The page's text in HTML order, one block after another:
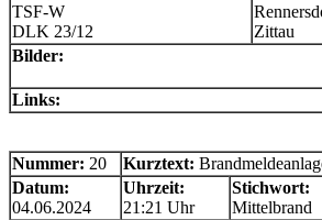
TSF-W
DLK 23/12
Zittau
Bilder:
Links:
Nummer: 20 Kurztext:
Datum:
04.06.2024
Uhrzeit:
21:21 Uhr
Stichwort:
Mittelbrand